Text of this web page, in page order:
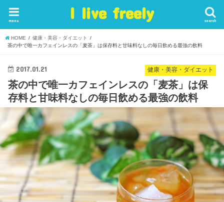
I live freely search
menu
HOME
健康・美容・ダイエット
茶の中で唯一カフェインレスの「麦茶」は保存料と甘味料なしの毎日飲める最強の飲料
健康・美容・ダイエット
2017.01.21
茶の中で唯一カフェインレスの「麦茶」は保
存料と甘味料なしの毎日飲める最強の飲料